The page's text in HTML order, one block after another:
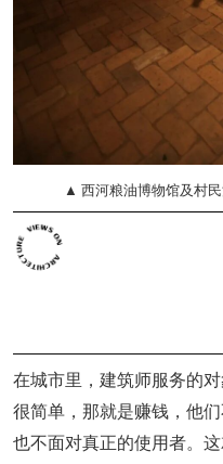
▲ 西河粮油博物馆及村
在城市里，建筑师服务的
很简单，那就是赚钱，他
也不面对真正的使用者。